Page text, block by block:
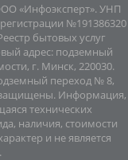
«Инфоэксперт». УНП
№191386320
бытовых услуг
адрес: подземный
г. Минск, 220030.
переход № 8,
защищены. Информация,
технических
наличия, стоимости
и не является